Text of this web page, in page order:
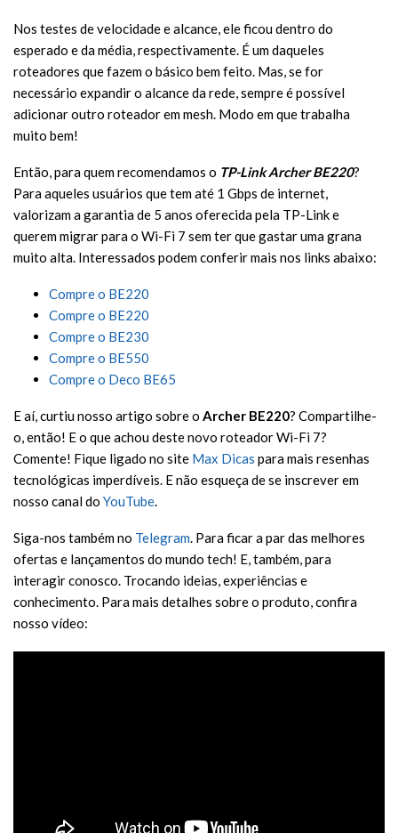
Nos testes de velocidade e alcance, ele ficou dentro do
esperado e da média, respectivamente. É um daqueles
roteadores que fazem o básico bem feito. Mas, se for
necessário expandir o alcance da rede, sempre é possível
adicionar outro roteador em mesh. Modo em que trabalha
muito bem!
Então, para quem recomendamos o TP-Link Archer BE220?
Para aqueles usuários que tem até 1 Gbps de internet,
valorizam a garantia de 5 anos oferecida pela TP-Link e
querem migrar para o Wi-Fi 7 sem ter que gastar uma grana
muito alta. Interessados podem conferir mais nos links abaixo:
Compre o BE220
Compre o BE220
Compre o BE230
Compre o BE550
Compre o Deco BE65
E aí, curtiu nosso artigo sobre o Archer BE220? Compartilhe-
o, então! E o que achou deste novo roteador Wi-Fi 7?
Comente! Fique ligado no site Max Dicas para mais resenhas
tecnológicas imperdíveis. E não esqueça de se inscrever em
nosso canal do YouTube
Siga-nos também no Telegram . Para ficar a par das melhores
ofertas e lançamentos do mundo tech! E, também, para
interagir conosco. Trocando ideias, experiências e
conhecimento. Para mais detalhes sobre o produto, confira
nosso vídeo: